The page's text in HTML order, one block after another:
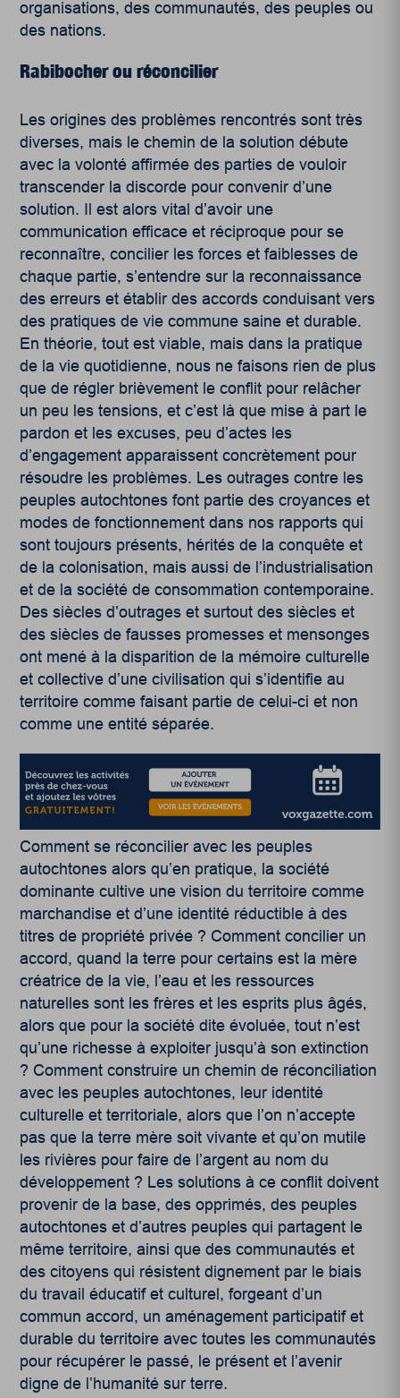
organisations, des communautés, des peuples ou
des nations.
Rabibocher ou réconcilier
Les origines des problèmes rencontrés sont très
diverses, mais le chemin de la solution débute
avec la volonté affirmée des parties de vouloir
transcender la discorde pour convenir d’une
solution. Il est alors vital d’avoir une
communication efficace et réciproque pour se
reconnaître, concilier les forces et faiblesses de
chaque partie, s’entendre sur la reconnaissance
des erreurs et établir des accords conduisant vers
des pratiques de vie commune saine et durable.
En théorie, tout est viable, mais dans la pratique
de la vie quotidienne, nous ne faisons rien de plus
que de régler brièvement le conflit pour relâcher
un peu les tensions, et c’est là que mise à part le
pardon et les excuses, peu d’actes les
d’engagement apparaissent concrètement pour
résoudre les problèmes. Les outrages contre les
peuples autochtones font partie des croyances et
modes de fonctionnement dans nos rapports qui
sont toujours présents, hérités de la conquête et
de la colonisation, mais aussi de l’industrialisation
et de la société de consommation contemporaine.
Des siècles d’outrages et surtout des siècles et
des siècles de fausses promesses et mensonges
ont mené à la disparition de la mémoire culturelle
et collective d’une civilisation qui s’identifie au
territoire comme faisant partie de celui-ci et non
comme une entité séparée.
Comment se réconcilier avec les peuples
autochtones alors qu’en pratique, la société
dominante cultive une vision du territoire comme
marchandise et d’une identité réductible à des
titres de propriété privée ? Comment concilier un
accord, quand la terre pour certains est la mère
créatrice de la vie, l’eau et les ressources
naturelles sont les frères et les esprits plus âgés,
alors que pour la société dite évoluée, tout n’est
qu’une richesse à exploiter jusqu’à son extinction
? Comment construire un chemin de réconciliation
avec les peuples autochtones, leur identité
culturelle et territoriale, alors que l’on n’accepte
pas que la terre mère soit vivante et qu’on mutile
les rivières pour faire de l’argent au nom du
développement ? Les solutions à ce conflit doivent
provenir de la base, des opprimés, des peuples
autochtones et d’autres peuples qui partagent le
même territoire, ainsi que des communautés et
des citoyens qui résistent dignement par le biais
du travail éducatif et culturel, forgeant d’un
commun accord, un aménagement participatif et
durable du territoire avec toutes les communautés
pour récupérer le passé, le présent et l’avenir
digne de l’humanité sur terre.